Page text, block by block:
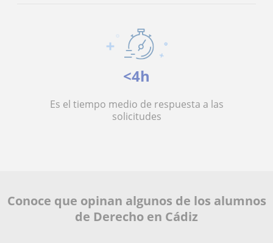
<4h
Es el tiempo medio de respuesta a las
solicitudes
Conoce que opinan algunos de los alumnos
de Derecho en Cádiz